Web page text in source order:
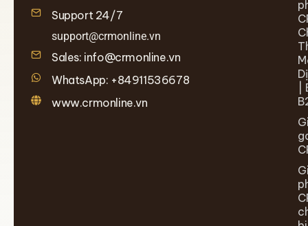
Support 24/7
support@crmonline.vn
Sales: info@crmonline.vn
WhatsApp: +84911536678
www.crmonline.vn